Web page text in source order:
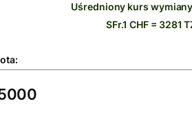
Uśredniony kurs
SFr.1 CHF = 3281